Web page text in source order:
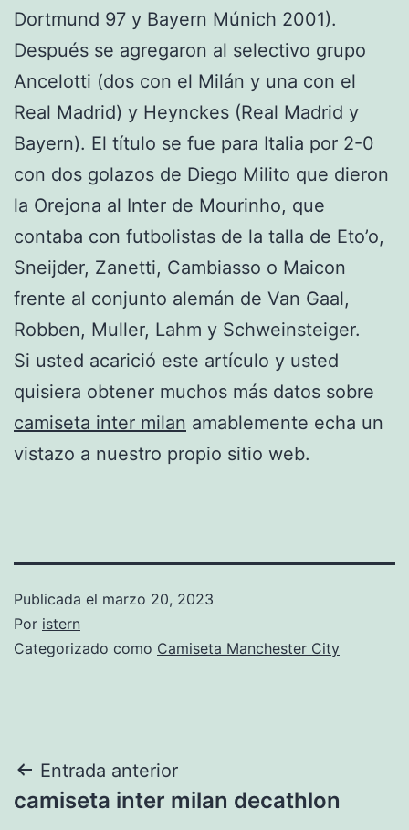
Dortmund 97 y Bayern Múnich 2001).
Después se agregaron al selectivo grupo
Ancelotti (dos con el Milán y una con el
Real Madrid) y Heynckes (Real Madrid y
Bayern). El título se fue para Italia por 2-0
con dos golazos de Diego Milito que dieron
la Orejona al Inter de Mourinho, que
contaba con futbolistas de la talla de Eto’o,
Sneijder, Zanetti, Cambiasso o Maicon
frente al conjunto alemán de Van Gaal,
Robben, Muller, Lahm y Schweinsteiger.
Si usted acarició este artículo y usted
quisiera obtener muchos más datos sobre
camiseta inter milan amablemente echa un
vistazo a nuestro propio sitio web.
Publicada el marzo 20, 2023
Por istern
Categorizado como Camiseta Manchester City
Navegación
de
Entrada anterior
camiseta inter milan decathlon